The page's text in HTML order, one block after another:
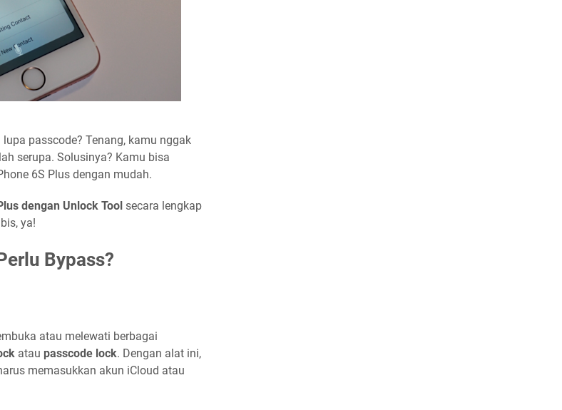
passcode? Tenang, kamu nggak
serupa. Solusinya? Kamu bisa
6S Plus dengan mudah.
dengan Unlock Tool secara lengkap
ya!
Bypass?
atau melewati berbagai
atau passcode lock. Dengan alat ini,
memasukkan akun iCloud atau